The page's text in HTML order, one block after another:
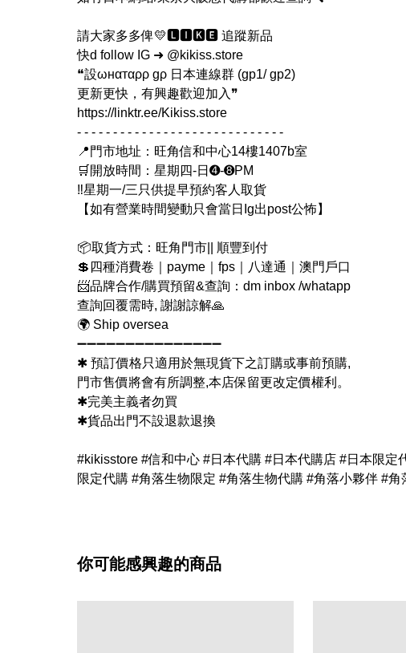
請大家多多俾💛🅻🅸🅺🅴 追蹤新品
快d follow IG ➜ @kikiss.store
❝設ωнαтαρρ gρ 日本連線群 (gp1/ gp2)
更新更快，有興趣歡迎加入❞
https://linktr.ee/Kikiss.store
- - - - - - - - - - - - - - - - - - - - - - - - - - - - -
📍門市地址：旺角信和中心14樓1407b室
🛒開放時間：星期四-日➍-➑PM
‼️星期一/三只供提早預約客人取貨
【如有營業時間變動只會當日Ig出post公怖】
📦取貨方式：旺角門市|| 順豐到付
💲四種消費卷｜payme｜fps｜八達通｜澳門戶口
📨品牌合作/購買預留&查詢：dm inbox /whatapp
查詢回覆需時, 謝謝諒解🙏
🌍 Ship oversea
➖➖➖➖➖➖➖➖➖➖➖➖➖➖➖
✱ 預訂價格只適用於無現貨下之訂購或事前預購,
門市售價將會有所調整,本店保留更改定價權利。
✱完美主義者勿買
✱貨品出門不設退款退換
#kikisstore #信和中心 #日本代購 #日本代購店 #日本限
限定代購 #角落生物限定 #角落生物代購 #角落小夥伴 #
你可能感興趣的商品